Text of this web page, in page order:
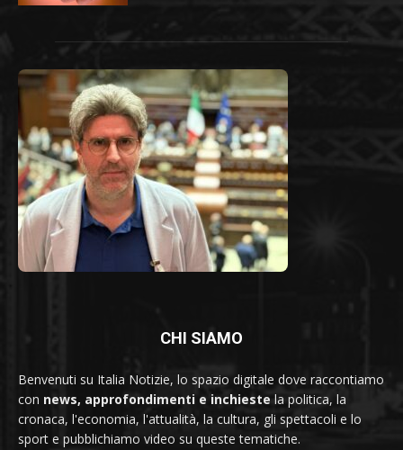
CHI SIAMO
Benvenuti su Italia Notizie, lo spazio digitale dove raccontiamo
con news, approfondimenti e inchieste la politica, la
cronaca, l'economia, l'attualità, la cultura, gli spettacoli e lo
sport e pubblichiamo video su queste tematiche.